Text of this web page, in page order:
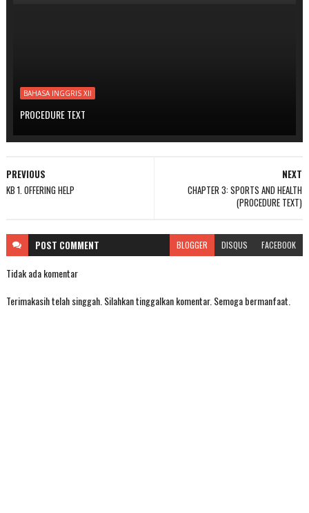
BAHASA INGGRIS XII
PROCEDURE TEXT
NEXT
CHAPTER 3: SPORTS AND HEALTH
(PROCEDURE TEXT)
PREVIOUS
KB 1. OFFERING HELP
POST COMMENT BLOGGER DISQUS FACEBOOK
Tidak ada komentar
Terimakasih telah singgah. Silahkan tinggalkan komentar. Semoga bermanfaat.